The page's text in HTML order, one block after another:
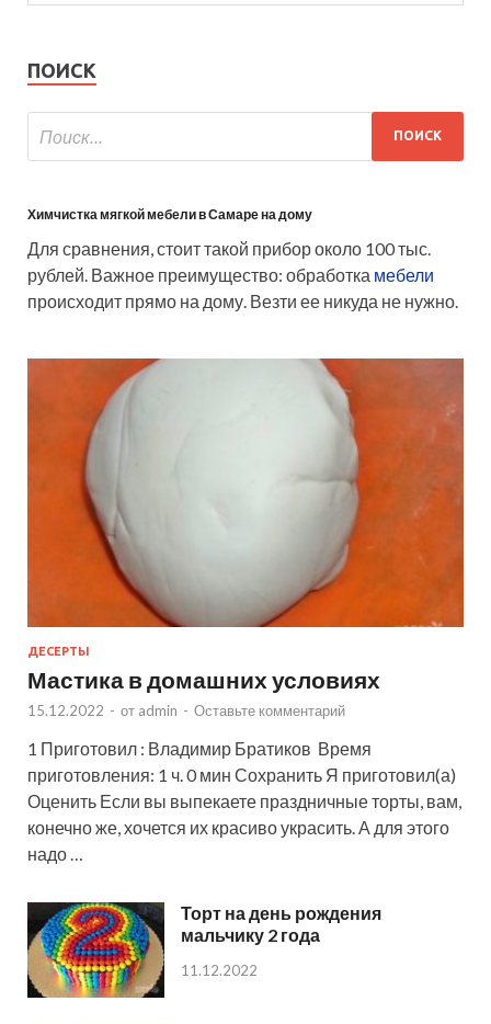
ПОИСК
Химчистка мягкой мебели в Самаре на дому
Для сравнения, стоит такой прибор около 100 тыс.
рублей. Важное преимущество: обработка мебели
происходит прямо на дому. Везти ее никуда не нужно.
ДЕСЕРТЫ
Мастика в домашних условиях
15.12.2022 - от admin - Оставьте комментарий
1 Приготовил : Владимир Братиков Время
приготовления: 1 ч. 0 мин Сохранить Я приготовил(а)
Оценить Если вы выпекаете праздничные торты, вам,
конечно же, хочется их красиво украсить. А для этого
надо …
Торт на день рождения
мальчику 2 года
11.12.2022